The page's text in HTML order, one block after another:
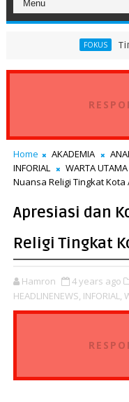
Tim PSL Meraih
Home AKADEMIA
INFORIAL
WARTA UTAMA
Nuansa Religi Tingkat
Apresiasi dan
Religi Tingkat
Hamron 4 years ago
HEADLINENEWS, INFORIAL,